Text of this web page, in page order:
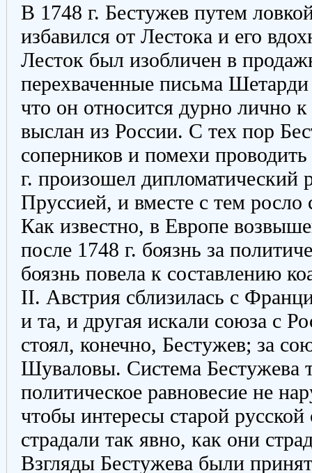
В 1748 г. Бестужев путем
избавился от Лестока и его
Лесток был изобличен в
перехваченные письма Шетарди
что он относится дурно лично
выслан из России. С тех пор
соперников и помехи
г. произошел дипломатический
Пруссией, и вместе с тем
Как известно, в Европе
после 1748 г. боязнь за
боязнь повела к составлению
II. Австрия сблизилась с
и та, и другая искали союза с
стоял, конечно, Бестужев; за
Шуваловы. Система Бестужева
политическое равновесие не
чтобы интересы старой
страдали так явно, как они
Взгляды Бестужева были